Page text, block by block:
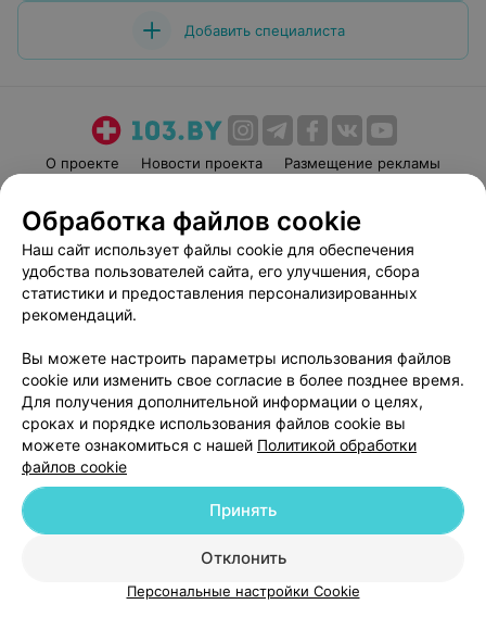
Добавить специалиста
О проекте Новости проекта
Размещение рекламы
Пользовательское соглашение
Способы оплаты
Вакансии
Партнеры
Написать руководителю 103.by
Обработка персональных данных
© 2026 ООО «Артокс Лаб», УНП 191700409
| 220012, Республика Беларусь,
г. Минск, улица Толбухина, 2, пом. 16 | help@103.by
Служба поддержки +375 291212755
Обработка файлов cookie
Наш сайт использует файлы cookie для обеспечения
удобства пользователей сайта, его улучшения, сбора
статистики и предоставления персонализированных
рекомендаций.
Вы можете настроить параметры использования файлов
cookie или изменить свое согласие в более позднее время.
Для получения дополнительной информации о целях,
сроках и порядке использования файлов cookie вы
можете ознакомиться с нашей Политикой обработки
файлов cookie
Отклонить
Принять
Персональные настройки Cookie